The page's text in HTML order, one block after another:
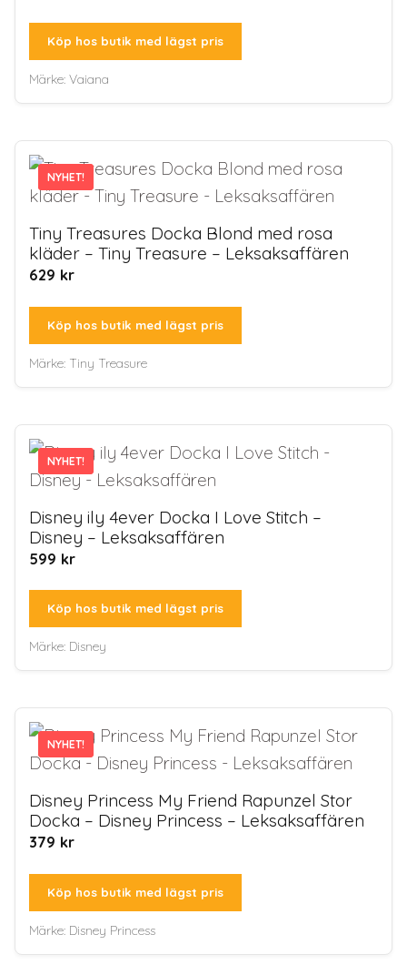
Köp hos butik med lägst pris
Märke: Vaiana
NYHET!
NYHET!
Tiny Treasures Docka Blond med rosa
kläder – Tiny Treasure – Leksaksaffären
629 kr
Köp hos butik med lägst pris
Märke: Tiny Treasure
NYHET!
NYHET!
Disney ily 4ever Docka I Love Stitch –
Disney – Leksaksaffären
599 kr
Köp hos butik med lägst pris
Märke: Disney
NYHET!
NYHET!
Disney Princess My Friend Rapunzel Stor
Docka – Disney Princess – Leksaksaffären
379 kr
Köp hos butik med lägst pris
Märke: Disney Princess